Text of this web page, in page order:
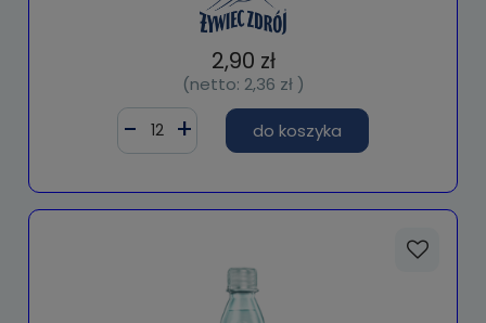
2,90 zł
(netto: 2,36 zł)
do koszyka